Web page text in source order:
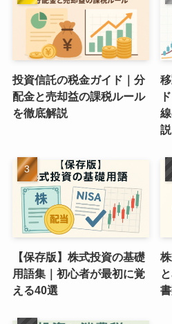
投資信託の税金ガイド｜分
配金と売却益の課税ルール
を徹底解説
説
【保存版】株式投資の基礎
用語集｜初心者が最初に覚
える40選